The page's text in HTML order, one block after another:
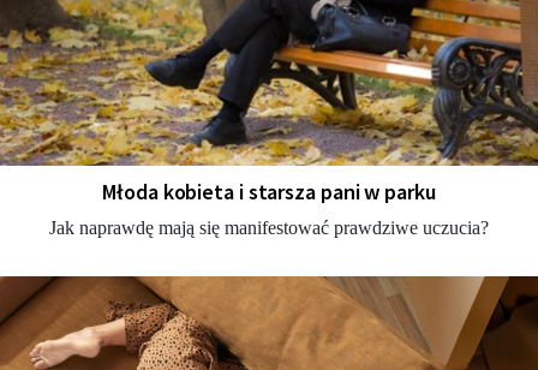
Młoda kobieta i starsza pani w parku
Jak naprawdę mają się manifestować prawdziwe uczucia?